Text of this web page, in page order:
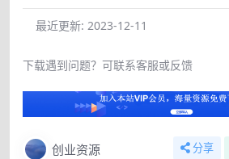
最近更新: 2023-12-11
下载遇到问题？可联系客服或反馈
创业资源 分享